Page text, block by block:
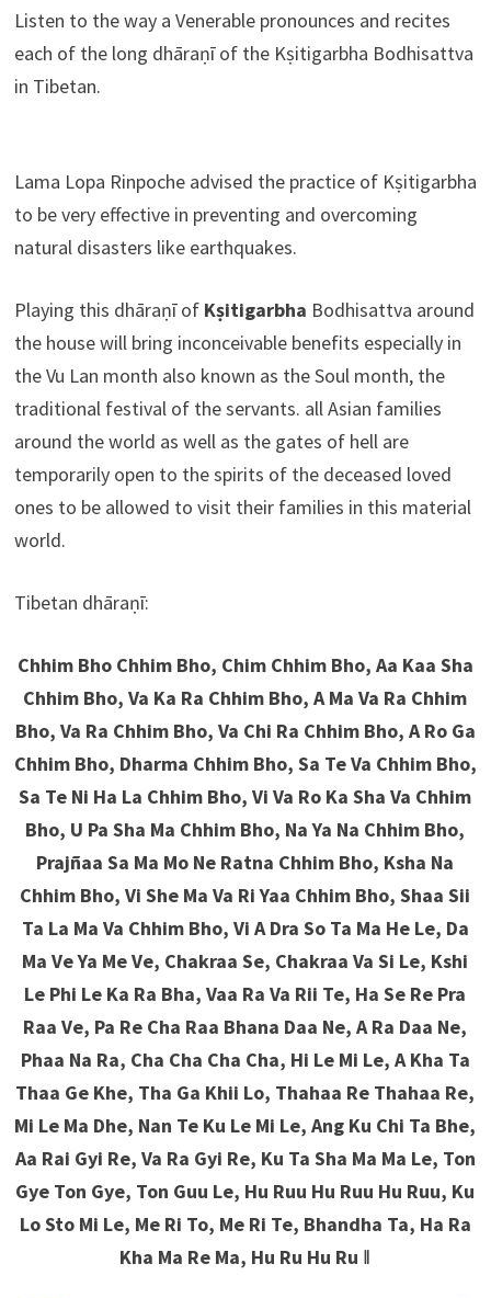
Listen to the way a Venerable pronounces and recites
each of the long dhāraṇī of the Kṣitigarbha Bodhisattva
in Tibetan.
Lama Lopa Rinpoche advised the practice of Kṣitigarbha
to be very effective in preventing and overcoming
natural disasters like earthquakes.
Playing this dhāraṇīof Kṣitigarbha Bodhisattva around
the house will bring inconceivable benefits especially in
the Vu Lan month also known as the Soul month, the
traditional festival of the servants. all Asian families
around the world as well as the gates of hell are
temporarily open to the spirits of the deceased loved
ones to be allowed to visit their families in this material
world.
Tibetan dhāraṇī:
Chhim Bho Chhim Bho, Chim Chhim Bho, Aa Kaa Sha
Chhim Bho, Va Ka Ra Chhim Bho, A Ma Va Ra Chhim
Bho, Va Ra Chhim Bho, Va Chi Ra Chhim Bho, A Ro Ga
Chhim Bho, Dharma Chhim Bho, Sa Te Va Chhim Bho,
Sa Te Ni Ha La Chhim Bho, Vi Va Ro Ka Sha Va Chhim
Bho, U Pa Sha Ma Chhim Bho, Na Ya Na Chhim Bho,
Prajñaa Sa Ma Mo Ne Ratna Chhim Bho, Ksha Na
Chhim Bho, Vi She Ma Va Ri Yaa Chhim Bho, Shaa Sii
Ta La Ma Va Chhim Bho, Vi A Dra So Ta Ma He Le, Da
Ma Ve Ya Me Ve, Chakraa Se, Chakraa Va Si Le, Kshi
Le Phi Le Ka Ra Bha, Vaa Ra Va Rii Te, Ha Se Re Pra
Raa Ve, Pa Re Cha Raa Bhana Daa Ne, A Ra Daa Ne,
Phaa Na Ra, Cha Cha Cha Cha, Hi Le Mi Le, A Kha Ta
Thaa Ge Khe, Tha Ga Khii Lo, Thahaa Re Thahaa Re,
Mi Le Ma Dhe, Nan Te Ku Le Mi Le, Ang Ku Chi Ta Bhe,
Aa Rai Gyi Re, Va Ra Gyi Re, Ku Ta Sha Ma Ma Le, Ton
Gye Ton Gye, Ton Guu Le, Hu Ruu Hu Ruu Hu Ruu, Ku
Lo Sto Mi Le, Me Ri To, Me Ri Te, Bhandha Ta, Ha Ra
Kha Ma Re Ma, Hu Ru Hu Ru ǁ